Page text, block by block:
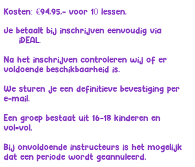
Kosten: €94,95,- voor 10 lessen.
Je betaalt bij inschrijven eenvoudig via
iDEAL.
Na het inschrijven controleren wij of er
voldoende beschikbaarheid is.
We sturen je een definitieve bevestiging per
e-mail.
Een groep bestaat uit 16-18 kinderen en
vol=vol.
Bij onvoldoende instructeurs is het mogelijk
dat een periode wordt geannuleerd.